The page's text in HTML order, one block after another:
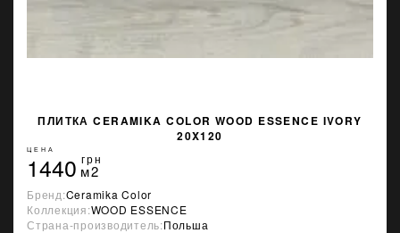
ПЛИТКА CERAMIKA COLOR WOOD ESSENCE IVORY
20X120
ЦЕНА
1440 грн
м2
Бренд:Ceramika Color
Коллекция:WOOD ESSENCE
Страна-производитель:Польша